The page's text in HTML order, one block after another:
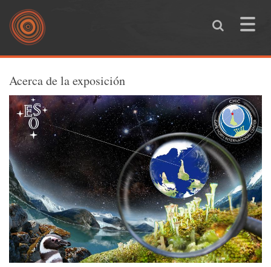
Skip to main content
Toggle
You are here
Acerca de la exposición